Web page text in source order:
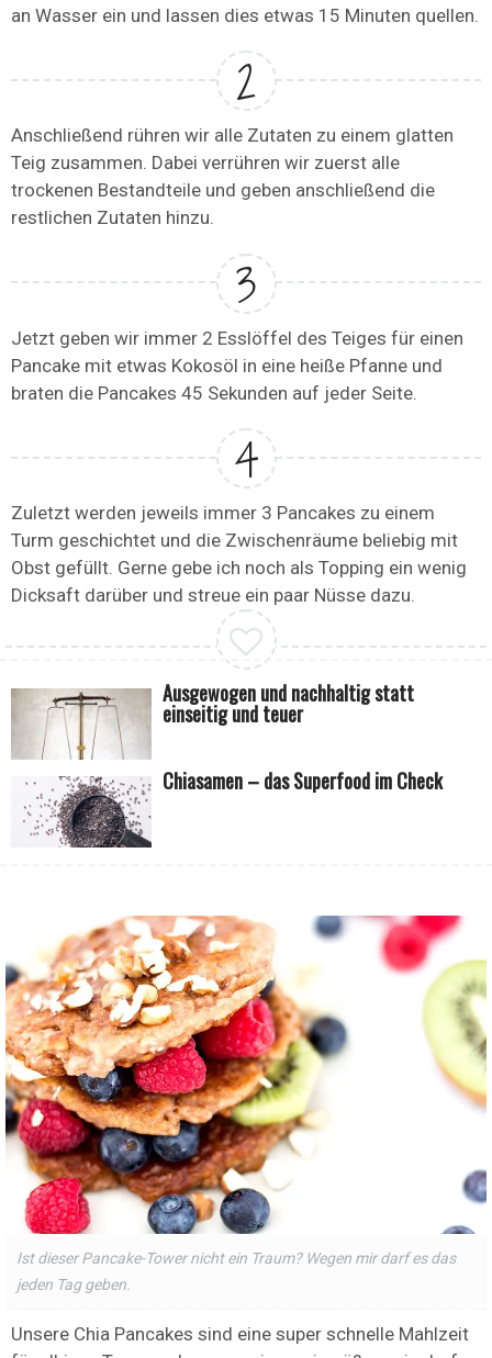
an Wasser ein und lassen dies etwas 15 Minuten quellen.
Anschließend rühren wir alle Zutaten zu einem glatten
Teig zusammen. Dabei verrühren wir zuerst alle
trockenen Bestandteile und geben anschließend die
restlichen Zutaten hinzu.
Jetzt geben wir immer 2 Esslöffel des Teiges für einen
Pancake mit etwas Kokosöl in eine heiße Pfanne und
braten die Pancakes 45 Sekunden auf jeder Seite.
Zuletzt werden jeweils immer 3 Pancakes zu einem
Turm geschichtet und die Zwischenräume beliebig mit
Obst gefüllt. Gerne gebe ich noch als Topping ein wenig
Dicksaft darüber und streue ein paar Nüsse dazu.
Ausgewogen und nachhaltig statt
einseitig und teuer
Chiasamen – das Superfood im Check
Ist dieser Pancake-Tower nicht ein Traum? Wegen mir darf es das
jeden Tag geben.
Unsere Chia Pancakes sind eine super schnelle Mahlzeit